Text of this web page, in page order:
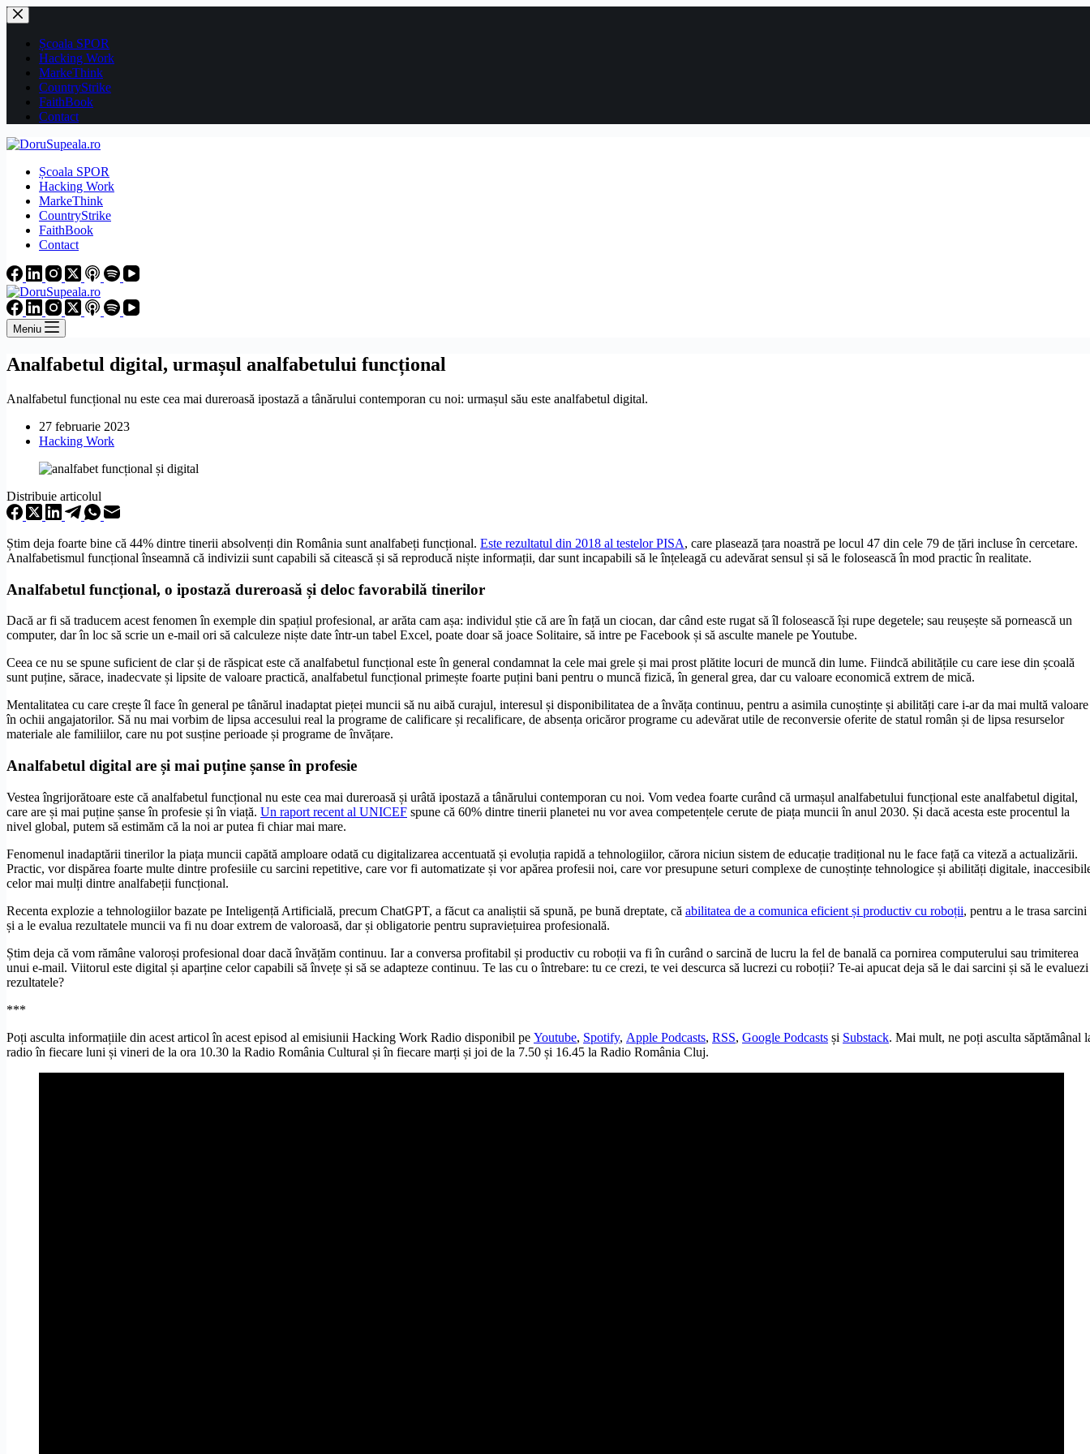
Sari
la
conținutȘcoala SPOR
Hacking Work
MarkeThink
CountryStrike
FaithBook
Contact
Școala SPOR
Hacking Work
MarkeThink
CountryStrike
FaithBook
Contact
Meniu
Analfabetul digital, urmașul analfabetului funcțional
Analfabetul funcțional nu este cea mai dureroasă ipostază a tânărului contemporan cu noi: urmașul său este analfabetul digital.
27 februarie 2023
Hacking Work
Distribuie articolul
Știm deja foarte bine că 44% dintre tinerii absolvenți din România sunt analfabeți funcțional. Este rezultatul din 2018 al testelor PISA, care plasează țara noastră pe locul 47 din cele 79 de țări incluse în cercetare.
Analfabetismul funcțional înseamnă că indivizii sunt capabili să citească și să reproducă niște informații, dar sunt incapabili să le înțeleagă cu adevărat sensul și să le folosească în mod practic în realitate.
Analfabetul funcțional, o ipostază dureroasă și deloc favorabilă tinerilor
Dacă ar fi să traducem acest fenomen în exemple din spațiul profesional, ar arăta cam așa: individul știe că are în față un ciocan, dar când este rugat să îl folosească își rupe degetele; sau reușește să pornească un
computer, dar în loc să scrie un e-mail ori să calculeze niște date într-un tabel Excel, poate doar să joace Solitaire, să intre pe Facebook și să asculte manele pe Youtube.
Ceea ce nu se spune suficient de clar și de răspicat este că analfabetul funcțional este în general condamnat la cele mai grele și mai prost plătite locuri de muncă din lume. Fiindcă abilitățile cu care iese din școală
sunt puține, sărace, inadecvate și lipsite de valoare practică, analfabetul funcțional primește foarte puțini bani pentru o muncă fizică, în general grea, dar cu valoare economică extrem de mică.
Mentalitatea cu care crește îl face în general pe tânărul inadaptat pieței muncii să nu aibă curajul, interesul și disponibilitatea de a învăța continuu, pentru a asimila cunoștințe și abilități care i-ar da mai multă valoare
în ochii angajatorilor. Să nu mai vorbim de lipsa accesului real la programe de calificare și recalificare, de absența oricăror programe cu adevărat utile de reconversie oferite de statul român și de lipsa resurselor
materiale ale familiilor, care nu pot susține perioade și programe de învățare.
Analfabetul digital are și mai puține șanse în profesie
Vestea îngrijorătoare este că analfabetul funcțional nu este cea mai dureroasă și urâtă ipostază a tânărului contemporan cu noi. Vom vedea foarte curând că urmașul analfabetului funcțional este analfabetul digital,
care are și mai puține șanse în profesie și în viață. Un raport recent al UNICEF spune că 60% dintre tinerii planetei nu vor avea competențele cerute de piața muncii în anul 2030. Și dacă acesta este procentul la
nivel global, putem să estimăm că la noi ar putea fi chiar mai mare.
Fenomenul inadaptării tinerilor la piața muncii capătă amploare odată cu digitalizarea accentuată și evoluția rapidă a tehnologiilor, cărora niciun sistem de educație tradițional nu le face față ca viteză a actualizării.
Practic, vor dispărea foarte multe dintre profesiile cu sarcini repetitive, care vor fi automatizate și vor apărea profesii noi, care vor presupune seturi complexe de cunoștințe tehnologice și abilități digitale,
celor mai mulți dintre analfabeții funcțional.
Recenta explozie a tehnologiilor bazate pe Inteligență Artificială, precum ChatGPT, a făcut ca analiștii să spună, pe bună dreptate, că abilitatea de a comunica eficient și productiv cu roboții, pentru a le trasa sarcini
și a le evalua rezultatele muncii va fi nu doar extrem de valoroasă, dar și obligatorie pentru supraviețuirea profesională.
Știm deja că vom rămâne valoroși profesional doar dacă învățăm continuu. Iar a conversa profitabil și productiv cu roboții va fi în curând o sarcină de lucru la fel de banală ca pornirea computerului sau trimiterea
unui e-mail. Viitorul este digital și aparține celor capabili să învețe și să se adapteze continuu. Te las cu o întrebare: tu ce crezi, te vei descurca să lucrezi cu roboții? Te-ai apucat deja să le dai sarcini și să le evaluezi
rezultatele?
***
Poți asculta informațiile din acest articol în acest episod al emisiunii Hacking Work Radio disponibil pe Youtube, Spotify, Apple Podcasts, RSS, Google Podcasts și Substack. Mai mult, ne poți asculta săptămânal
radio în fiecare luni și vineri de la ora 10.30 la Radio România Cultural și în fiecare marți și joi de la 7.50 și 16.45 la Radio România Cluj.